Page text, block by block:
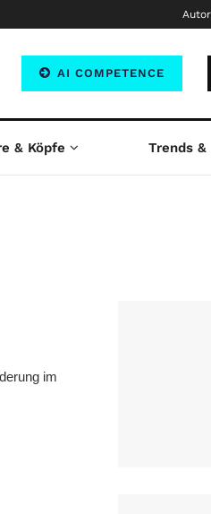
AI COMPETENCE
& Köpfe Trends &
im